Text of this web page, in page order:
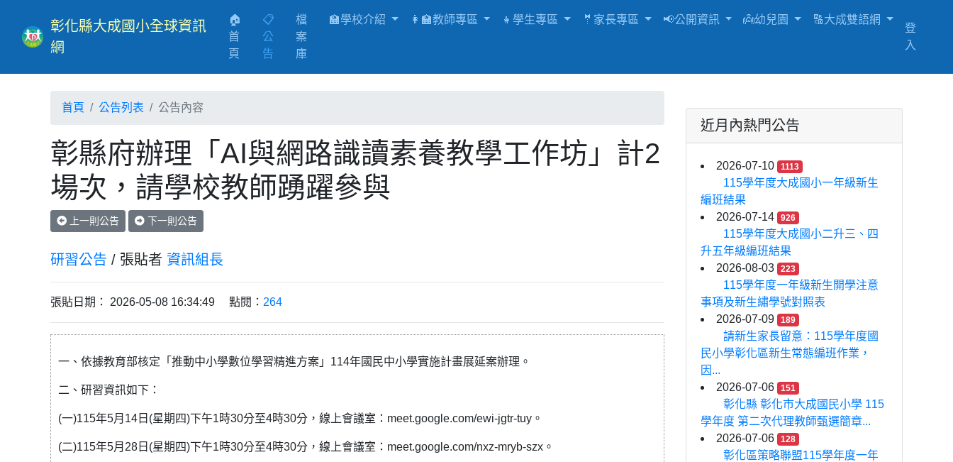
彰化縣大成國小全球資訊
網
🏠
首
頁 (current)
📋
公
告
檔
案
庫
🏫學校介紹 👩‍🏫教師專區 👧學生專區 🤵家長專區 📢公開資訊 👼幼兒園 🔠大成雙語網
登
入
首頁 公告列表 公告內容
彰縣府辦理「AI與網路識讀素養教學工作坊」計2
場次，請學校教師踴躍參與
上一則公告 下一則公告
研習公告 / 張貼者 資訊組長
張貼日期： 2026-05-08 16:34:49 點閱： 264
一、依據教育部核定「推動中小學數位學習精進方案」114年國民中小學實施計畫展延案辦理。
二、研習資訊如下：
(一)115年5月14日(星期四)下午1時30分至4時30分，線上會議室：meet.google.com/ewi-jgtr-tuy。
(二)115年5月28日(星期四)下午1時30分至4時30分，線上會議室：meet.google.com/nxz-mryb-szx。
近月內熱門公告
2026-07-10 1113
115學年度大成國小一年級新生
編班結果
2026-07-14
926
115學年度大成國小二升三、四
升五年級編班結果
2026-08-03
223
115學年度一年級新生開學注意
事項及新生繡學號對照表
2026-07-09
189
請新生家長留意：115學年度國
民小學彰化區新生常態編班作業，
因...
2026-07-06
151
彰化縣 彰化市大成國民小學 115
學年度 第二次代理教師甄選簡章...
2026-07-06
128
彰化區策略聯盟115學年度一年